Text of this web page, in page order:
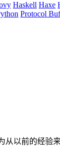
Haskell Haxe
Protocol
以前的经验